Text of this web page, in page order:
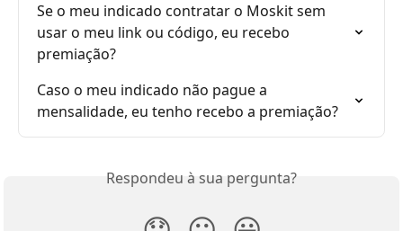
Se o meu indicado contratar o Moskit sem
usar o meu link ou código, eu recebo
premiação?
Caso o meu indicado não pague a
mensalidade, eu tenho recebo a premiação?
Respondeu à sua pergunta?